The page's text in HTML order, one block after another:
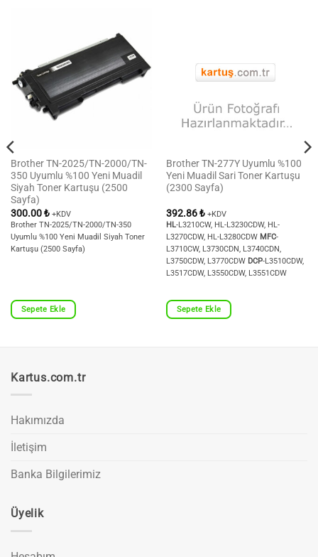
Brother TN-2025/TN-2000/TN-
350 Uyumlu %100 Yeni Muadil
Siyah Toner Kartuşu (2500
Sayfa)
300.00₺ +KDV
Brother TN-2025/TN-2000/TN-350
Uyumlu %100 Yeni Muadil Siyah Toner
Kartuşu (2500 Sayfa)
Sepete Ekle
Brother TN-277Y Uyumlu %100
Yeni Muadil Sari Toner Kartuşu
(2300 Sayfa)
392.86₺ +KDV
HL-L3210CW, HL-L3230CDW, HL-
L3270CDW, HL-L3280CDW MFC-
L3710CW, L3730CDN, L3740CDN,
L3750CDW, L3770CDW DCP-L3510CDW,
L3517CDW, L3550CDW, L3551CDW
Sepete Ekle
Kartus.com.tr
Hakımızda
İletişim
Banka Bilgilerimiz
Üyelik